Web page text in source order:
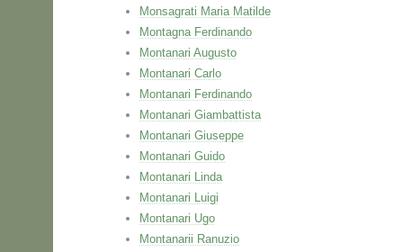
Monsagrati Maria Matilde
Montagna Ferdinando
Montanari Augusto
Montanari Carlo
Montanari Ferdinando
Montanari Giambattista
Montanari Giuseppe
Montanari Guido
Montanari Linda
Montanari Luigi
Montanari Ugo
Montanarii Ranuzio